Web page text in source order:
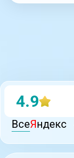
4.9
ВсеЯндекс